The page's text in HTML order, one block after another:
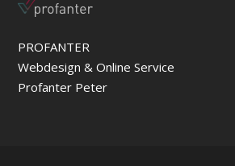
PROFANTER
Webdesign & Online Service
Profanter Peter